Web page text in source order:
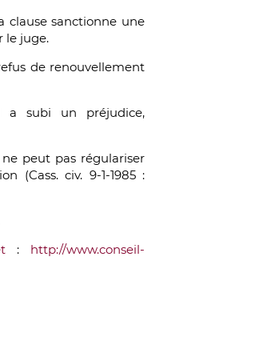
clause sanctionne une
le juge.
de renouvellement
a subi un préjudice,
peut pas régulariser
(Cass. civ. 9-1-1985 :
: http://www.conseil-